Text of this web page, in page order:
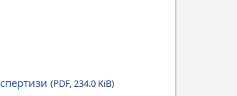
(PDF, 234.0 KiB)